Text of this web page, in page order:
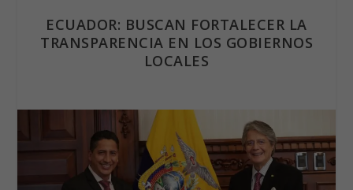
ECUADOR: BUSCAN FORTALECER LA
TRANSPARENCIA EN LOS GOBIERNOS
LOCALES